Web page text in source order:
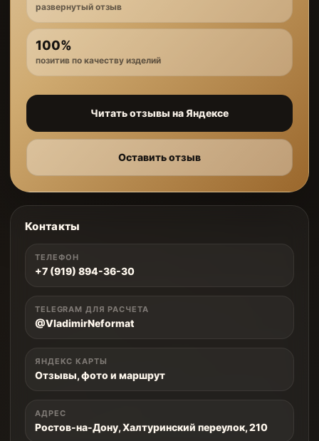
развернутый отзыв
100%
позитив по качеству изделий
Читать отзывы на Яндексе
Оставить отзыв
Контакты
ТЕЛЕФОН
+7 (919) 894-36-30
TELEGRAM ДЛЯ РАСЧЕТА
@VladimirNeformat
ЯНДЕКС КАРТЫ
Отзывы, фото и маршрут
АДРЕС
Ростов-на-Дону, Халтуринский переулок, 210